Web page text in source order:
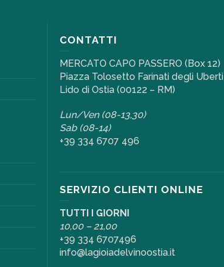
CONTATTI
MERCATO CAPO PASSERO (Box 12)
Piazza Tolosetto Farinati degli Uberti
Lido di Ostia (00122 – RM)
Lun/Ven (08-13,30)
Sab (08-14)
+39 334 6707 496
SERVIZIO CLIENTI ONLINE
TUTTI I GIORNI
10,00 – 21,00
+39 334 6707496
info@lagioiadelvinoostia.it